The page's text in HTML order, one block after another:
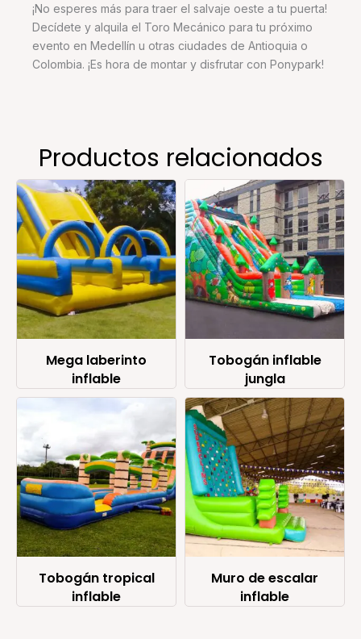
¡No esperes más para traer el salvaje oeste a tu puerta!
Decídete y alquila el Toro Mecánico para tu próximo
evento en Medellín u otras ciudades de Antioquia o
Colombia. ¡Es hora de montar y disfrutar con Ponypark!
Productos relacionados
Mega laberinto
inflable
Tobogán inflable
jungla
Tobogán tropical
inflable
Muro de escalar
inflable